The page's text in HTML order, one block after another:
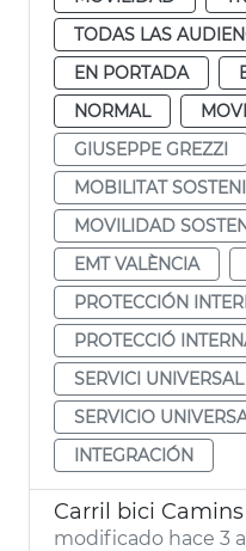
TODAS LAS
EN PORTADA
NORMAL
GIUSEPPE GREZZI
MOBILITAT
MOVILIDAD
EMT VALÈNCIA
PROTECCIÓN
PROTECCIÓ
SERVICI UNIVERSAL
SERVICIO
INTEGRACIÓN
Carril bici
modificado hace 3